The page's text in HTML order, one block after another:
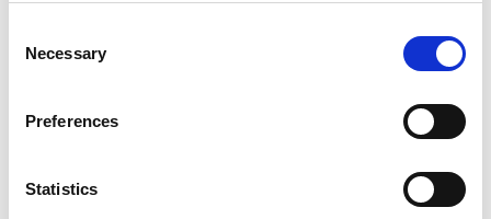
Selection
Necessary
Preferences
Statistics